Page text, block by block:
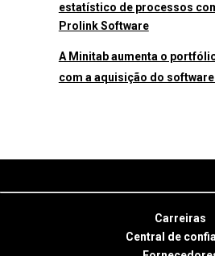
estatístico de processos
Prolink Software
A Minitab aumenta o
com a aquisição do
Carreiras
Central de